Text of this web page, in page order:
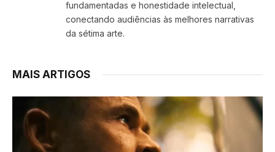
fundamentadas e honestidade intelectual,
conectando audiências às melhores narrativas
da sétima arte.
MAIS ARTIGOS